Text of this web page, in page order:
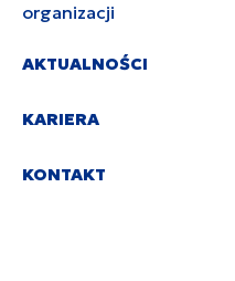
organizacji
AKTUALNOŚCI
KARIERA
KONTAKT